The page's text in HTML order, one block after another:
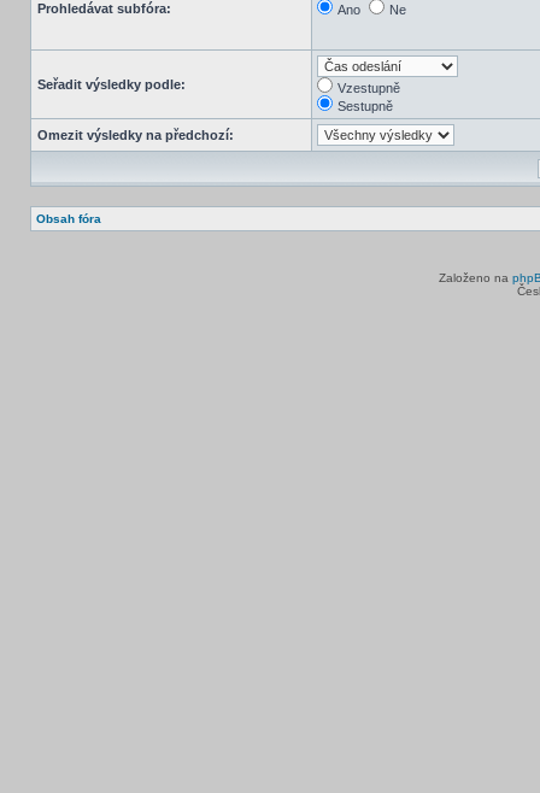
Prohledávat subfóra: Ano Ne
Seřadit výsledky podle:
Vzestupně
Sestupně
Omezit výsledky na předchozí:
Obsah fóra
Založeno na